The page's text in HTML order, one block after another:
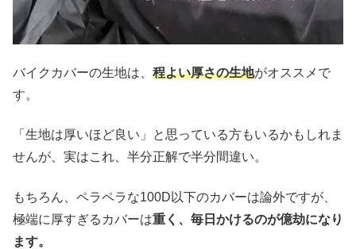
バイクカバーの生地は、 程よい厚さの生地がオススメで
す。
「生地は厚いほど良い」と思っている方もいるかもしれま
せんが、実はこれ、半分正解で半分間違い。
もちろん、ペラペラな100D以下のカバーは論外ですが、
極端に厚すぎるカバーは重く、毎日かけるのが億劫になり
ます。